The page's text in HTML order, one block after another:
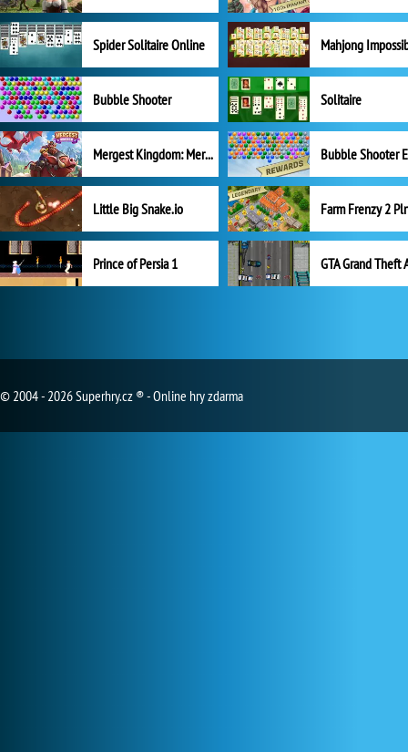
Spider Solitaire Online Mahjong
Bubble Shooter Solitaire
Mergest Kingdom: Merge Puzzle
Little Big Snake.io
Prince of Persia 1 GTA Grand Theft
© 2004 - 2026 Superhry.cz ® - Online hry zdarma